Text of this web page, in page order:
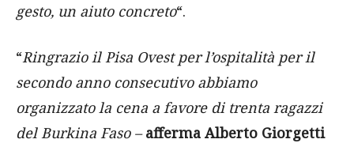
gesto, un aiuto concreto“.
“Ringrazio il Pisa Ovest per l’ospitalità per il
secondo anno consecutivo abbiamo
organizzato la cena a favore di trenta ragazzi
del Burkina Faso –afferma Alberto Giorgetti